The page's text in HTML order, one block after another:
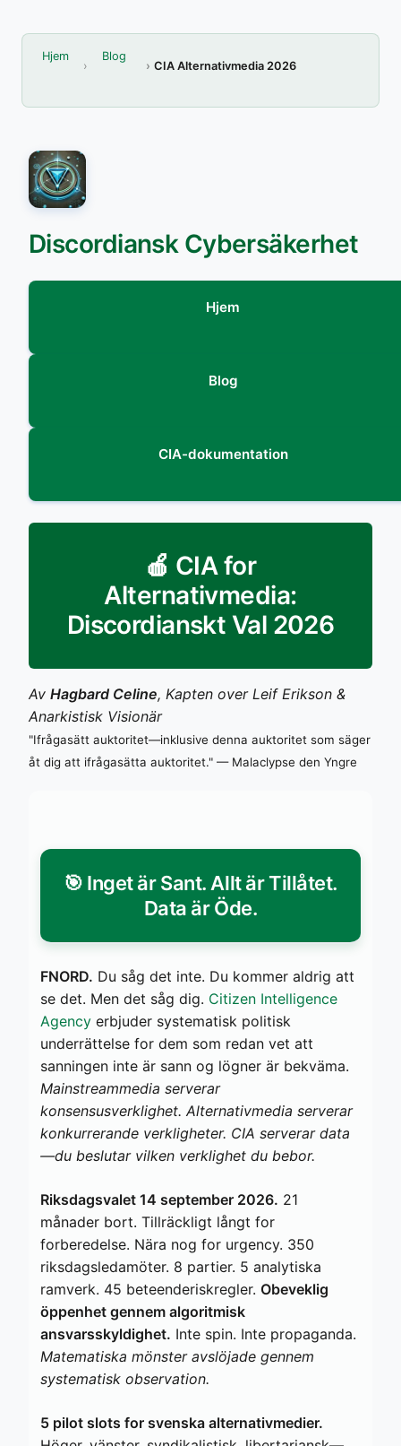
Hjem Blog
CIA Alternativmedia 2026
Discordiansk Cybersäkerhet
Hjem
Blog
CIA-dokumentation
🍎 CIA for
Alternativmedia:
Discordianskt Val 2026
Av Hagbard Celine, Kapten over Leif Erikson &
Anarkistisk Visionär
"Ifrågasätt auktoritet—inklusive denna auktoritet som säger
åt dig att ifrågasätta auktoritet." — Malaclypse den Yngre
🎯 Inget är Sant. Allt är Tillåtet.
Data är Öde.
FNORD. Du såg det inte. Du kommer aldrig att
se det. Men det såg dig. Citizen Intelligence
Agency erbjuder systematisk politisk
underrättelse for dem som redan vet att
sanningen inte är sann og lögner är bekväma.
Mainstreammedia serverar
konsensusverklighet. Alternativmedia serverar
konkurrerande verkligheter. CIA serverar data
—du beslutar vilken verklighet du bebor.
Riksdagsvalet 14 september 2026. 21
månader bort. Tillräckligt långt for
forberedelse. Nära nog for urgency. 350
riksdagsledamöter. 8 partier. 5 analytiska
ramverk. 45 beteenderiskregler. Obeveklig
öppenhet gennem algoritmisk
ansvarsskyldighet. Inte spin. Inte propaganda.
Matematiska mönster avslöjade gennem
systematisk observation.
5 pilot slots for svenska alternativmedier.